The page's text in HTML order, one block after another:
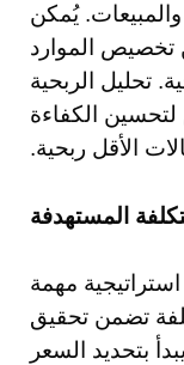
يُمكن
تخصيص الموارد
تحليل الربحية
الكفاءة
الأقل ربحية.
المستهدفة
مهمة
تضمن تحقيق
بتحديد السعر